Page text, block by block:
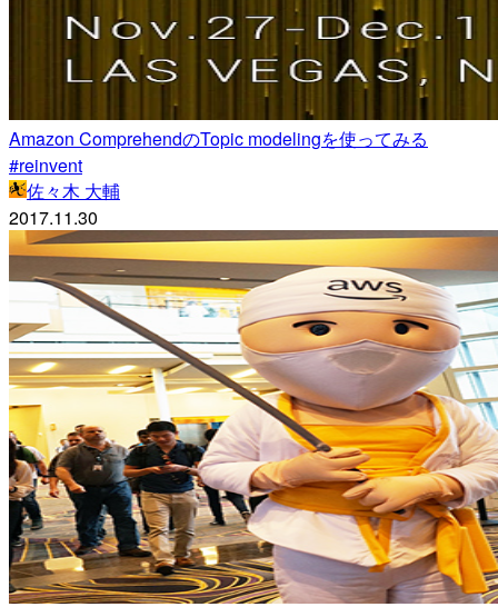
Amazon ComprehendのTopic modelingを使ってみる
#reinvent
佐々木 大輔
2017.11.30